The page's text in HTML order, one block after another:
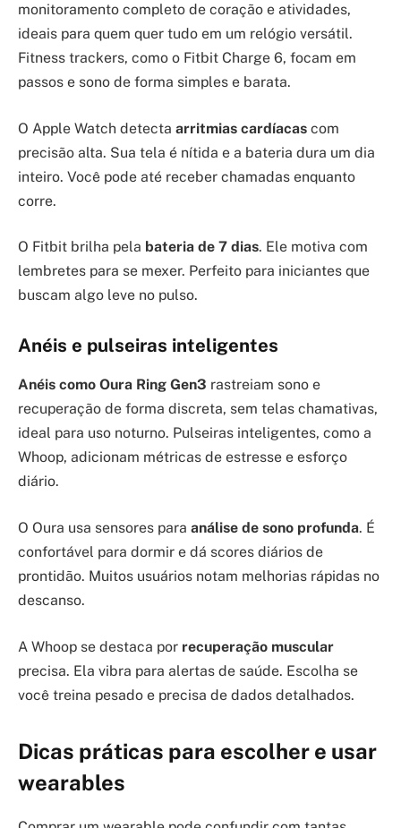
monitoramento completo de coração e atividades,
ideais para quem quer tudo em um relógio versátil.
Fitness trackers, como o Fitbit Charge 6, focam em
passos e sono de forma simples e barata.
O Apple Watch detecta arritmias cardíacas com
precisão alta. Sua tela é nítida e a bateria dura um dia
inteiro. Você pode até receber chamadas enquanto
corre.
O Fitbit brilha pela bateria de 7 dias. Ele motiva com
lembretes para se mexer. Perfeito para iniciantes que
buscam algo leve no pulso.
Anéis e pulseiras inteligentes
Anéis como Oura Ring Gen3 rastreiam sono e
recuperação de forma discreta, sem telas chamativas,
ideal para uso noturno. Pulseiras inteligentes, como a
Whoop, adicionam métricas de estresse e esforço
diário.
O Oura usa sensores para análise de sono profunda. É
confortável para dormir e dá scores diários de
prontidão. Muitos usuários notam melhorias rápidas no
descanso.
A Whoop se destaca por recuperação muscular
precisa. Ela vibra para alertas de saúde. Escolha se
você treina pesado e precisa de dados detalhados.
Dicas práticas para escolher e usar
wearables